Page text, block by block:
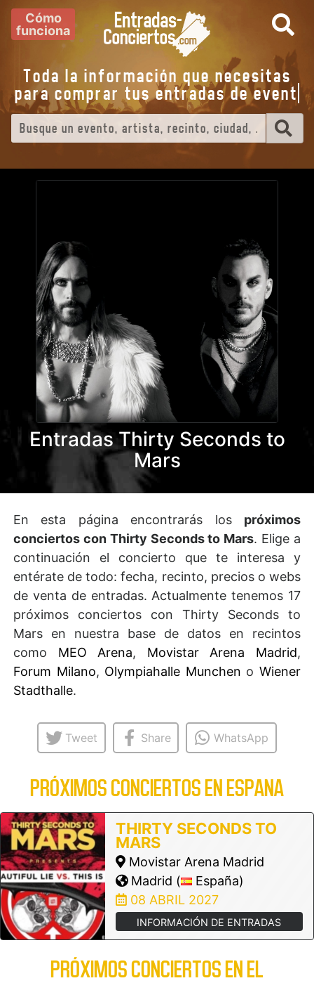
Cómo
funciona
Toda la información que necesitas
para comprar tus entradas de
eventos
Entradas Thirty Seconds to
Mars
En esta página encontrarás los próximos
conciertos con Thirty Seconds to Mars. Elige a
continuación el concierto que te interesa y
entérate de todo: fecha, recinto, precios o webs
de venta de entradas. Actualmente tenemos 17
próximos conciertos con Thirty Seconds to
Mars en nuestra base de datos en recintos
como MEO Arena, Movistar Arena Madrid,
Forum Milano, Olympiahalle Munchen oWiener
Stadthalle.
Tweet Share WhatsApp
PRÓXIMOS CONCIERTOS EN ESPANA
THIRTY SECONDS TO
MARS
Movistar Arena Madrid
Madrid (
España)
08 ABRIL 2027
INFORMACIÓN DE ENTRADAS
PRÓXIMOS CONCIERTOS EN EL